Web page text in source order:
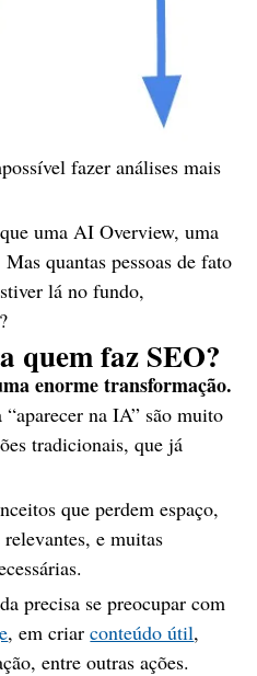
fazer análises mais
uma AI Overview, uma
quantas pessoas de fato
lá no fundo,
quem faz SEO?
enorme transformação.
na IA” são muito
tradicionais, que já
que perdem espaço,
e muitas
precisa se preocupar com
, em criarconteúdo útil,
entre outras ações.